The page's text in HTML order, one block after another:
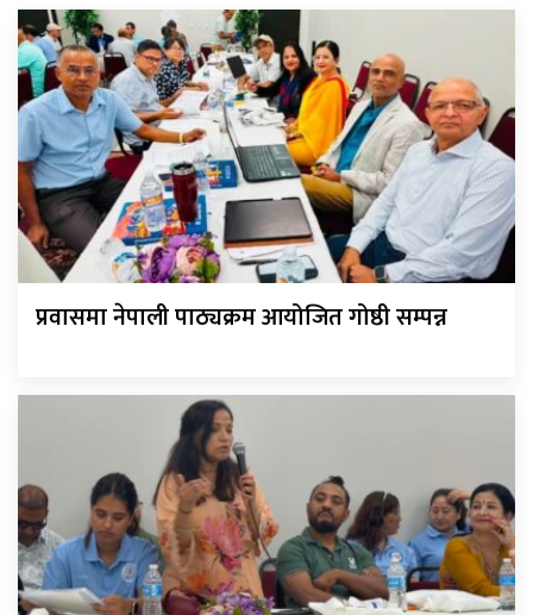
प्रवासमा नेपाली पाठ्यक्रम आयोजित गोष्ठी सम्पन्न